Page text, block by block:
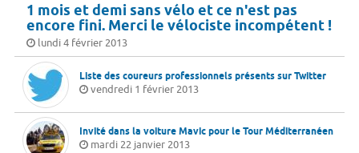
1 mois et demi sans vélo et ce n'est pas
encore fini. Merci le vélociste incompétent !
lundi 4 février 2013
Liste des coureurs professionnels présents sur Twitter
vendredi 1 février 2013
Invité dans la voiture Mavic pour le Tour Méditerranéen
mardi 22 janvier 2013